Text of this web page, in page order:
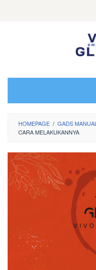
HOMEPAGE / GADS MANUAL
CARA MELAKUKANNYA